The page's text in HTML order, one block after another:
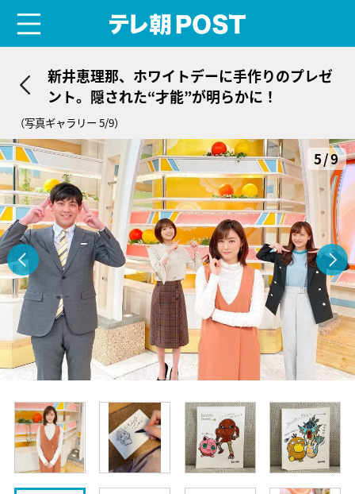
新井恵理那、ホワイトデーに手作りのプレゼ
ント。隠された“才能”が明らかに！
（写真ギャラリー 5/9）
5/9